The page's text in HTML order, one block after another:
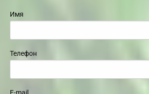
Имя
Телефон
E-mail